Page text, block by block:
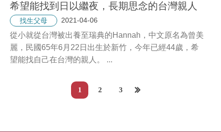
希望能找到日以繼夜，長期思念的台灣親人
找生父母 2021-04-06
從小就從台灣被出養至瑞典的Hannah，中文原名為曾美
麗，民國65年6月22日出生於新竹，今年已經44歲，希
望能找自己在台灣的親人。 ...
1 2 3